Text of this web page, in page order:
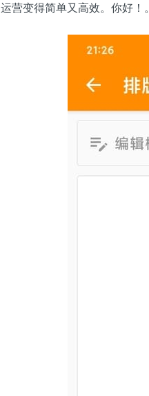
运营变得简单又高效。你好！。